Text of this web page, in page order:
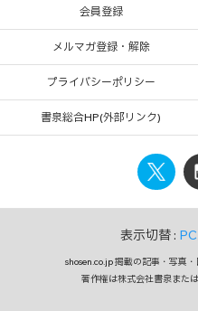
会員登録
メルマガ登録・解除
プライバシーポリシー
書泉総合HP(外部リンク)
表示切替 :
shosen.co.jp 掲載の記事・写真
著作権は株式会社書泉また